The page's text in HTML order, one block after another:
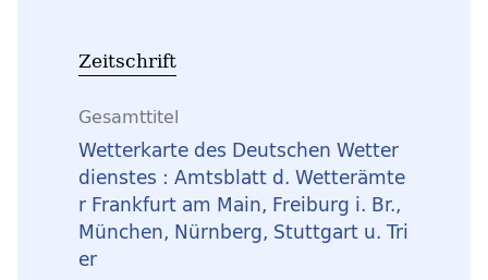
Zeitschrift
Gesamttitel
Wetterkarte des Deutschen Wetter
dienstes : Amtsblatt d. Wetterämte
r Frankfurt am Main, Freiburg i. Br.,
München, Nürnberg, Stuttgart u. Tri
er